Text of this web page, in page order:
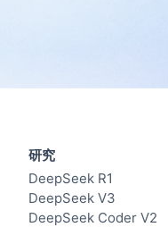
研究
DeepSeek R1
DeepSeek V3
DeepSeek Coder V2